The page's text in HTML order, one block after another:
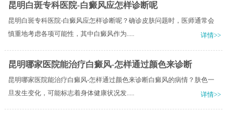
昆明白斑专科医院-白癜风应怎样诊断呢
昆明白斑专科医院-白癜风应怎样诊断呢？确诊皮肤问题时，医师通常会
慎重地考虑各项可能性，其中白癜风作为.....
详情>>
昆明哪家医院能治疗白癜风-怎样通过颜色来诊断
昆明哪家医院能治疗白癜风-怎样通过颜色来诊断白癜风的病情？肤色一
旦发生变化，可能标志着身体健康状况发.....
详情>>